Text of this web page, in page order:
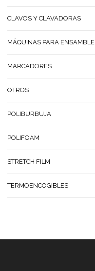
CLAVOS Y CLAVADORAS
MÁQUINAS PARA ENSAMBLE
MARCADORES
OTROS
POLIBURBUJA
POLIFOAM
STRETCH FILM
TERMOENCOGIBLES